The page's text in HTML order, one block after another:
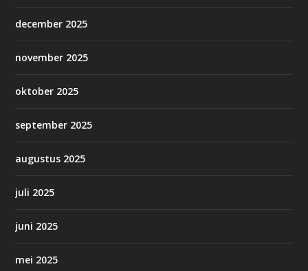
december 2025
november 2025
oktober 2025
september 2025
augustus 2025
juli 2025
juni 2025
mei 2025